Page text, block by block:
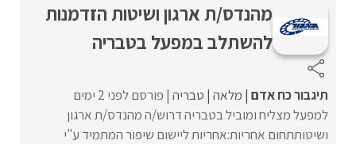
מהנדס/ת ארגון ושיטות הזדמנות
להשתלב במפעל בטבריה
תיגבור כח אדם מלאה טבריה פורסם לפני 2 ימים
למפעל מצליח ומוביל בטבריה דרוש/ה מהנדס/ת ארגון
ושיטותתחום אחריות:אחריות ליישום שיפור המתמיד ע"י